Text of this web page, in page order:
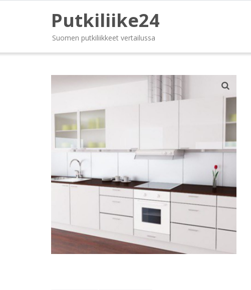
Putkiliike24
Suomen putkiliikkeet vertailussa